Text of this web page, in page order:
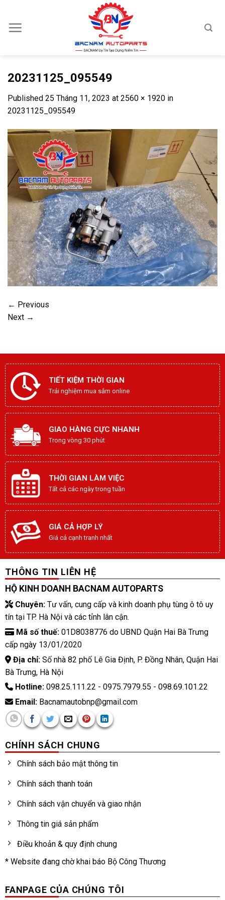
content
20231125_095549
Published 25 Tháng 11, 2023 at 2560 × 1920 in
20231125_095549
← Previous
Next →
TIẾT KIỆM THỜI GIAN
Trải nghiệm mua sắm online
GIAO HÀNG CỰC NHANH
Trong vòng 30 phút
THỜI GIAN LÀM VIỆC
Tất cả các ngày trong tuần
GIÁ CẢ HỢP LÝ
Giá cả cạnh tranh nhất
THÔNG TIN LIÊN HỆ
HỘ KINH DOANH BACNAM AUTOPARTS
Chuyên:Tư vấn, cung cấp và kinh doanh phụ tùng ô tô uy
tín tại TP. Hà Nội và các tỉnh lân cận.
Mã số thuế:01D8038776 do UBND Quận Hai Bà Trưng
cấp ngày 13/01/2020
Địa chỉ:Số nhà 82 phố Lê Gia Định, P. Đồng Nhân, Quận Hai
Bà Trưng, Hà Nội
Hotline:098.25.111.22 - 0975.7979.55 - 098.69.101.22
Email:Bacnamautobnp@gmail.com
CHÍNH SÁCH CHUNG
Chính sách bảo mật thông tin
Chính sách thanh toán
Chính sách vận chuyển và giao nhận
Thông tin giá sản phẩm
Điều khoản & quy định chung
* Website đang chờ khai báo Bộ Công Thương
FANPAGE CỦA CHÚNG TÔI